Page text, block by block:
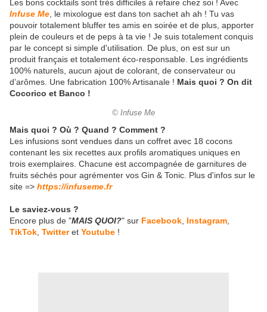
Les bons cocktails sont très difficiles à refaire chez soi ! Avec
Infuse Me , le mixologue est dans ton sachet ah ah ! Tu vas
pouvoir totalement bluffer tes amis en soirée et de plus, apporter
plein de couleurs et de peps à ta vie ! Je suis totalement conquis
par le concept si simple d'utilisation. De plus, on est sur un
produit français et totalement éco-responsable. Les ingrédients
100% naturels, aucun ajout de colorant, de conservateur ou
d’arômes. Une fabrication 100% Artisanale ! Mais quoi ? On dit
Cocorico et Banco !
© Infuse Me
Mais quoi ? Où ? Quand ? Comment ?
Les infusions sont vendues dans un coffret avec 18 cocons
contenant les six recettes aux profils aromatiques uniques en
trois exemplaires. Chacune est accompagnée de garnitures de
fruits séchés pour agrémenter vos Gin & Tonic. Plus d'infos sur le
site => https://infuseme.fr
Le saviez-vous ?
Encore plus de "MAIS QUOI?" sur Facebook Instagram
TikTok Twitter et Youtube !